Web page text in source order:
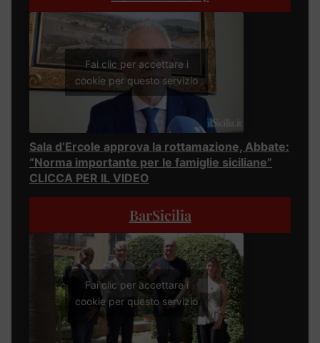
Fai clic per accettare i
cookie per questo servizio
Sala d’Ercole approva la rottamazione, Abbate:
“Norma importante per le famiglie siciliane”
CLICCA PER IL VIDEO
BarSicilia
Fai clic per accettare i
cookie per questo servizio